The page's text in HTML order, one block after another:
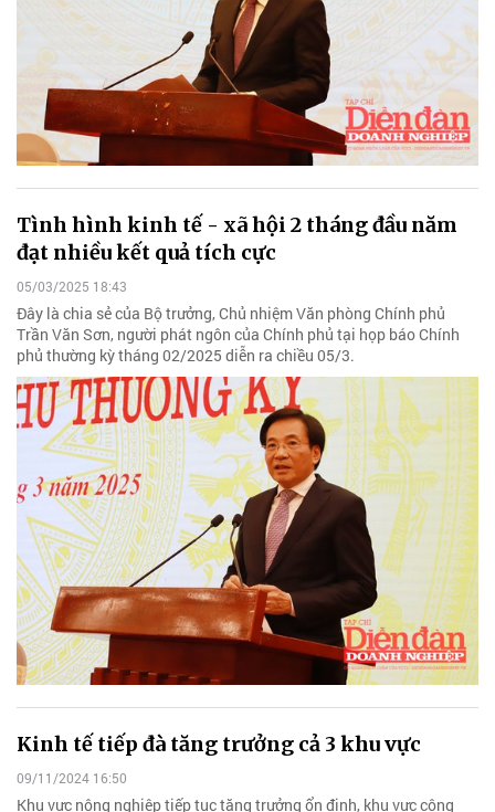
Tình hình kinh tế - xã hội 2 tháng đầu năm
đạt nhiều kết quả tích cực
05/03/2025 18:43
Đây là chia sẻ của Bộ trưởng, Chủ nhiệm Văn phòng Chính phủ
Trần Văn Sơn, người phát ngôn của Chính phủ tại họp báo Chính
phủ thường kỳ tháng 02/2025 diễn ra chiều 05/3.
Kinh tế tiếp đà tăng trưởng cả 3 khu vực
09/11/2024 16:50
Khu vực nông nghiệp tiếp tục tăng trưởng ổn định, khu vực công